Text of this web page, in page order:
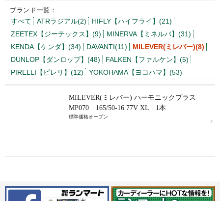
ブランド一覧：
すべて ATRラジアル(2)
HIFLY【ハイフライ】(21)
ZEETEX【ジーテックス】(9)
MINERVA【ミネルバ】(31)
KENDA【ケンダ】(34)
DAVANTI(11)
MILEVER(ミレバー)(8)
DUNLOP【ダンロップ】(48)
FALKEN【ファルケン】(5)
PIRELLI【ピレリ】(12)
YOKOHAMA【ヨコハマ】(53)
MILEVER(ミレバー) ハーモニックプラス
MP070 165/50-16 77V XL 1本
標準価格オープン